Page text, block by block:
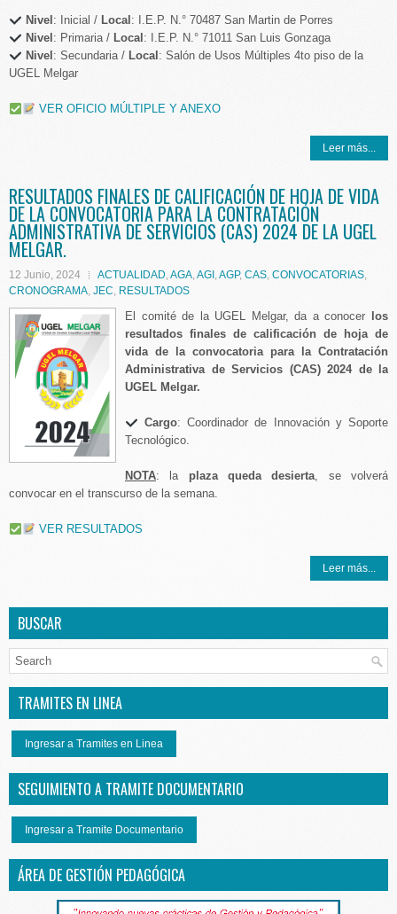
Nivel : Inicial / Local : I.E.P. N.° 70487 San Martin de Porres
Nivel : Primaria / Local : I.E.P. N.° 71011 San Luis Gonzaga
Nivel : Secundaria / Local : Salón de Usos Múltiples 4to piso de la
UGEL Melgar
VER OFICIO MÚLTIPLE Y ANEXO
Leer más...
RESULTADOS FINALES DE CALIFICACIÓN DE HOJA DE VIDA
DE LA CONVOCATORIA PARA LA CONTRATACIÓN
ADMINISTRATIVA DE SERVICIOS (CAS) 2024 DE LA UGEL
MELGAR.
12 Junio, 2024 ACTUALIDAD,AGA,AGI ,AGP, CAS, CONVOCATORIAS,
CRONOGRAMA, JEC, RESULTADOS
El comité de la UGEL Melgar, da a conocer
los
resultados finales de calificación de hoja de
vida de la convocatoria para la Contratación
Administrativa de Servicios (CAS) 2024 de la
UGEL Melgar.
Cargo: Coordinador de Innovación y Soporte
Tecnológico.
NOTA: la plaza queda desierta, se volverá
convocar en el transcurso de la semana.
VER RESULTADOS
Leer más...
BUSCAR
TRAMITES EN LINEA
Ingresar a Tramites en Linea
SEGUIMIENTO A TRAMITE DOCUMENTARIO
Ingresar a Tramite Documentario
ÁREA DE GESTIÓN PEDAGÓGICA